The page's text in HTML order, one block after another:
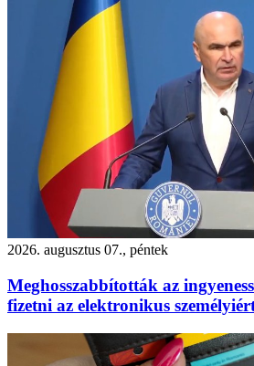
2026. augusztus 07., péntek
Meghosszabbították az
fizetni az elektronikus